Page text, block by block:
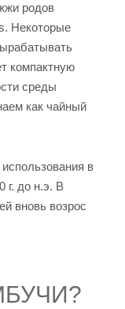
родов
Некоторые
компактную
среды
как чайный
в
г. до н.э. В
вновь возрос